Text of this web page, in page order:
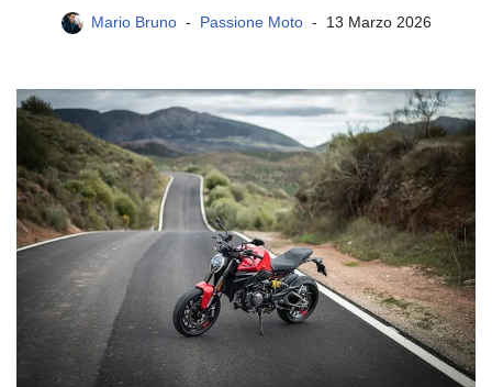
Mario Bruno Passione Moto 13 Marzo 2026